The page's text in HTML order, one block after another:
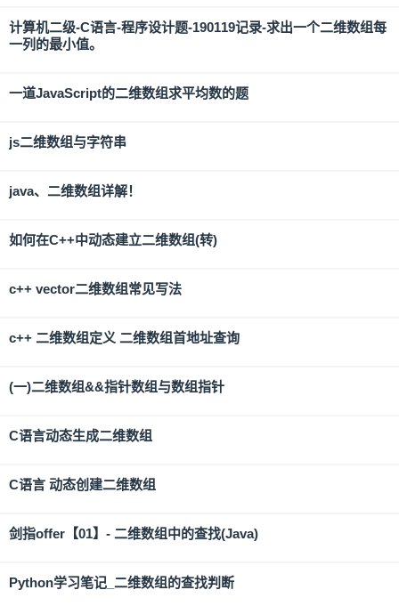
计算机二级-C语言-程序设计题-190119记录-求出一个二维数组每
一列的最小值。
一道JavaScript的二维数组求平均数的题
js二维数组与字符串
java、二维数组详解！
如何在C++中动态建立二维数组(转)
c++ vector二维数组常见写法
c++ 二维数组定义 二维数组首地址查询
(一)二维数组&&指针数组与数组指针
C语言动态生成二维数组
C语言 动态创建二维数组
剑指offer【01】- 二维数组中的查找(Java)
Python学习笔记_二维数组的查找判断